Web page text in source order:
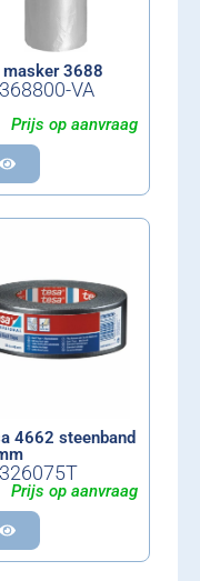
masker 3688
VA
Prijs op aanvraag
4662 steenband
Prijs op aanvraag